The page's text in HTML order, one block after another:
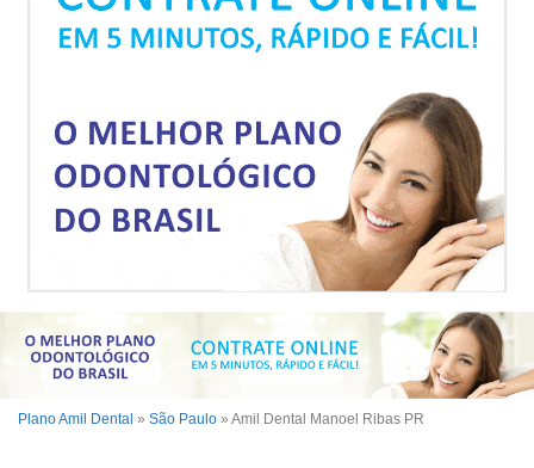
Plano Amil Dental » São Paulo » Amil Dental Manoel Ribas PR